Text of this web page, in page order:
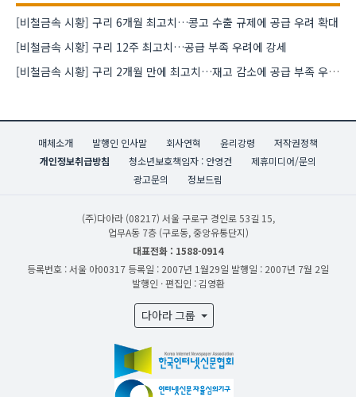
[비철금속 시황] 구리 6개월 최고치…콩고 수출 규제에 공급 우려 확대
[비철금속 시황] 구리 12주 최고치…공급 부족 우려에 강세
[비철금속 시황] 구리 2개월 만에 최고치…재고 감소에 공급 부족 우려 확대
매체소개 발행인 인사말 회사연혁 윤리강령
저작권정책
개인정보취급방침
청소년보호책임자 : 안영건
제휴미디어/문의
광고문의
정보드림
(주)다아라 (08217) 서울 구로구 경인로 53길 15,
업무A동 7층 (구로동, 중앙유통단지)
대표전화 : 1588-0914
등록번호 : 서울 아00317 등록일 : 2007년 1월29일 발행일 : 2007년 7월 2일
발행인 · 편집인 : 김영환
다아라 그룹